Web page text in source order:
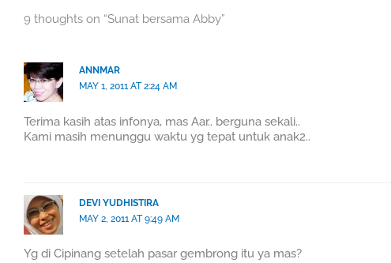
9 thoughts on “Sunat bersama Abby”
ANNMAR
MAY 1, 2011 AT 2:24 AM
Terima kasih atas infonya, mas Aar.. berguna sekali..
Kami masih menunggu waktu yg tepat untuk anak2..
DEVI YUDHISTIRA
MAY 2, 2011 AT 9:49 AM
Yg di Cipinang setelah pasar gembrong itu ya mas?